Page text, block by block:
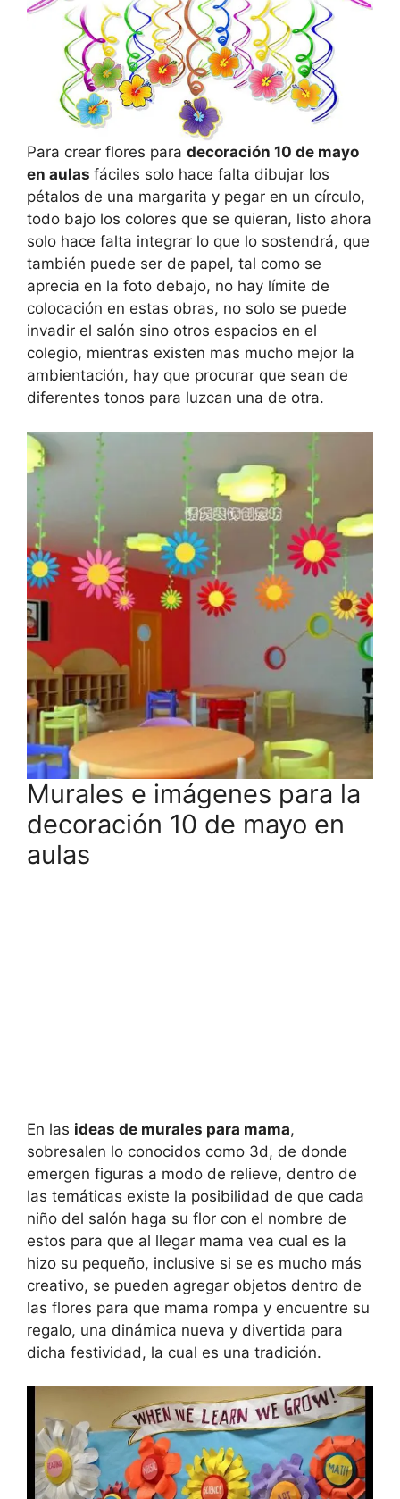
Para crear flores para decoración 10 de mayo
en aulas fáciles solo hace falta dibujar los
pétalos de una margarita y pegar en un círculo,
todo bajo los colores que se quieran, listo ahora
solo hace falta integrar lo que lo sostendrá, que
también puede ser de papel, tal como se
aprecia en la foto debajo, no hay límite de
colocación en estas obras, no solo se puede
invadir el salón sino otros espacios en el
colegio, mientras existen mas mucho mejor la
ambientación, hay que procurar que sean de
diferentes tonos para luzcan una de otra.
Murales e imágenes para la
decoración 10 de mayo en
aulas
En las ideas de murales para mama,
sobresalen lo conocidos como 3d, de donde
emergen figuras a modo de relieve, dentro de
las temáticas existe la posibilidad de que cada
niño del salón haga su flor con el nombre de
estos para que al llegar mama vea cual es la
hizo su pequeño, inclusive si se es mucho más
creativo, se pueden agregar objetos dentro de
las flores para que mama rompa y encuentre su
regalo, una dinámica nueva y divertida para
dicha festividad, la cual es una tradición.